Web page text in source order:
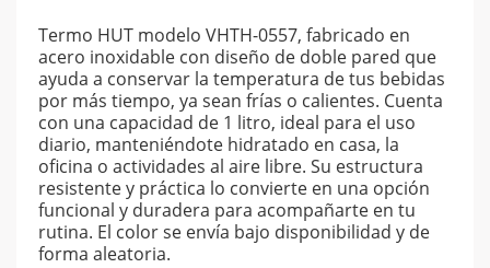
Termo HUT modelo VHTH-0557, fabricado en
acero inoxidable con diseño de doble pared que
ayuda a conservar la temperatura de tus bebidas
por más tiempo, ya sean frías o calientes. Cuenta
con una capacidad de 1 litro, ideal para el uso
diario, manteniéndote hidratado en casa, la
oficina o actividades al aire libre. Su estructura
resistente y práctica lo convierte en una opción
funcional y duradera para acompañarte en tu
rutina. El color se envía bajo disponibilidad y de
forma aleatoria.